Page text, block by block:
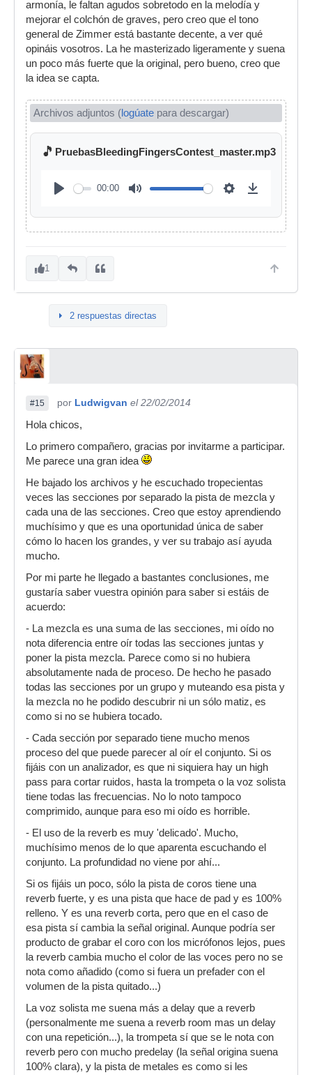
armonía, le faltan agudos sobretodo en la melodía y
mejorar el colchón de graves, pero creo que el tono
general de Zimmer está bastante decente, a ver qué
opináis vosotros. La he masterizado ligeramente y suena
un poco más fuerte que la original, pero bueno, creo que
la idea se capta.
Archivos adjuntos (logúate para descargar)
🎵 PruebasBleedingFingersContest_master.mp3
00:00
1
2 respuestas directas
#15 por Ludwigvan el 22/02/2014
Hola chicos,
Lo primero compañero, gracias por invitarme a participar.
Me parece una gran idea
He bajado los archivos y he escuchado tropecientas
veces las secciones por separado la pista de mezcla y
cada una de las secciones. Creo que estoy aprendiendo
muchísimo y que es una oportunidad única de saber
cómo lo hacen los grandes, y ver su trabajo así ayuda
mucho.
Por mi parte he llegado a bastantes conclusiones, me
gustaría saber vuestra opinión para saber si estáis de
acuerdo:
- La mezcla es una suma de las secciones, mi oído no
nota diferencia entre oír todas las secciones juntas y
poner la pista mezcla. Parece como si no hubiera
absolutamente nada de proceso. De hecho he pasado
todas las secciones por un grupo y muteando esa pista y
la mezcla no he podido descubrir ni un sólo matiz, es
como si no se hubiera tocado.
- Cada sección por separado tiene mucho menos
proceso del que puede parecer al oír el conjunto. Si os
fijáis con un analizador, es que ni siquiera hay un high
pass para cortar ruidos, hasta la trompeta o la voz solista
tiene todas las frecuencias. No lo noto tampoco
comprimido, aunque para eso mi oído es horrible.
- El uso de la reverb es muy 'delicado'. Mucho,
muchísimo menos de lo que aparenta escuchando el
conjunto. La profundidad no viene por ahí...
Si os fijáis un poco, sólo la pista de coros tiene una
reverb fuerte, y es una pista que hace de pad y es 100%
relleno. Y es una reverb corta, pero que en el caso de
esa pista sí cambia la señal original. Aunque podría ser
producto de grabar el coro con los micrófonos lejos, pues
la reverb cambia mucho el color de las voces pero no se
nota como añadido (como si fuera un prefader con el
volumen de la pista quitado...)
La voz solista me suena más a delay que a reverb
(personalmente me suena a reverb room mas un delay
con una repetición...), la trompeta sí que se le nota con
reverb pero con mucho predelay (la señal origina suena
100% clara), y la pista de metales es como si les